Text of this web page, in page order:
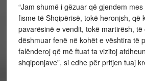
“Jam shumë i gëzuar që gjendem
fisme të Shqipërisë, tokë heronjsh, që
pavarësinë e vendit, tokë martirësh, të
dëshmuar fenë në kohët e vështira të
falënderoj që më ftuat ta vizitoj
shqiponjave”, si edhe për pritjen tuaj